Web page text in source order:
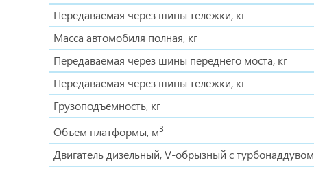
Передаваемая через шины тележки, кг
Масса автомобиля полная, кг
Передаваемая через шины переднего моста, кг
Передаваемая через шины тележки, кг
Грузоподъемность, кг
Объем платформы, м3
Двигатель дизельный, V-обрызный с турбонаддувом